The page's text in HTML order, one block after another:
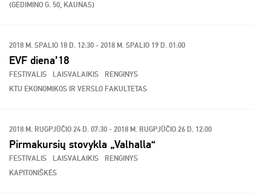
(GEDIMINO G. 50, KAUNAS)
2018 M. SPALIO 18 D. 12:30 - 2018 M. SPALIO 19 D. 01:00
EVF diena’18
FESTIVALIS LAISVALAIKIS
RENGINYS
KTU EKONOMIKOS IR VERSLO FAKULTETAS
2018 M. RUGPJŪČIO 24 D. 07:30 - 2018 M. RUGPJŪČIO 26 D. 12:00
Pirmakursių stovykla „Valhalla“
FESTIVALIS LAISVALAIKIS
RENGINYS
KAPITONIŠKĖS